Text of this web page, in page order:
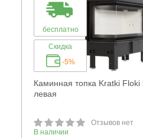
бесплатно
Скидка
-5%
Каминная топка Kratki Floki
левая
Отзывов нет
В наличии